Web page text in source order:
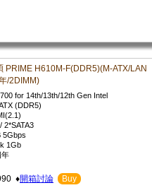
PRIME H610M-F(DDR5)(M-ATX/LAN
/2DIMM)
for 14th/13th/12th Gen Intel
(DDR5)
2*SATA3
5Gbps
1Gb
年
♦開箱討論 Buy